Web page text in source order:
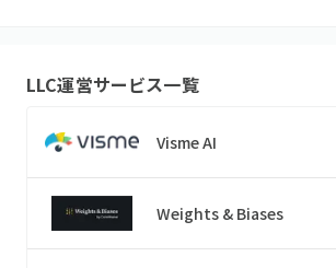
LLC運営サービス一覧
Visme AI
Weights & Biases